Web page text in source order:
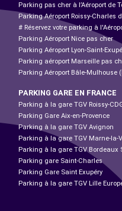
Parking pas cher à l’Aéroport de
Parking Aéroport Roissy-Charles
# Réservez votre parking à
Parking Aéroport Nice pas cher
Parking Aéroport Lyon-Saint-
Parking aéroport Marseille pas
Parking Aéroport Bâle-Mulhouse
PARKING GARE EN FRANCE
Parking à la gare TGV Roissy-
Parking Gare Aix-en-Provence
Parking à la gare TGV Avignon
Parking à la gare TGV Marne-la-
Parking à la gare TGV Bordeaux
Parking gare Saint-Charles
Parking Gare Saint Exupéry
Parking à la gare TGV Lille